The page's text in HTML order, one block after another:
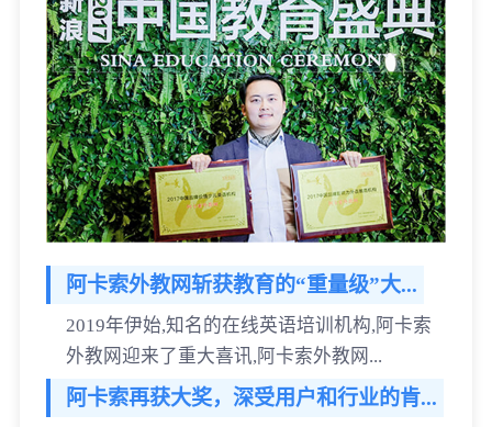
阿卡索外教网斩获教育的“重量级”大...
2019年伊始,知名的在线英语培训机构,阿卡索
外教网迎来了重大喜讯,阿卡索外教网...
阿卡索再获大奖，深受用户和行业的肯...